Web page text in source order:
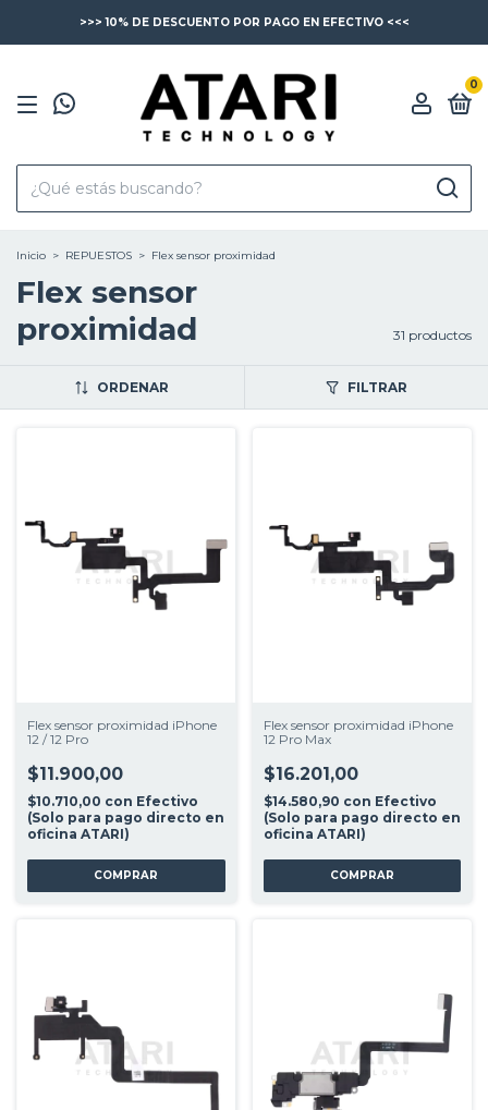
>>> 10% DE DESCUENTO POR PAGO EN EFECTIVO <<<
0
Inicio > REPUESTOS > Flex sensor proximidad
Flex sensor
proximidad
31 productos
ORDENAR FILTRAR
Flex sensor proximidad iPhone
12 / 12 Pro
$11.900,00
$10.710,00 con Efectivo
(Solo para pago directo en
oficina ATARI)
Flex sensor proximidad iPhone
12 Pro Max
$16.201,00
$14.580,90 con Efectivo
(Solo para pago directo en
oficina ATARI)